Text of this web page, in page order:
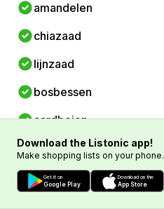
amandelen
chiazaad
lijnzaad
bosbessen
aardbeien
tomaten
sinaasappels
Download the Listonic app!
Make shopping lists on your phone.
Get it on
Google Play
Download on the
App Store